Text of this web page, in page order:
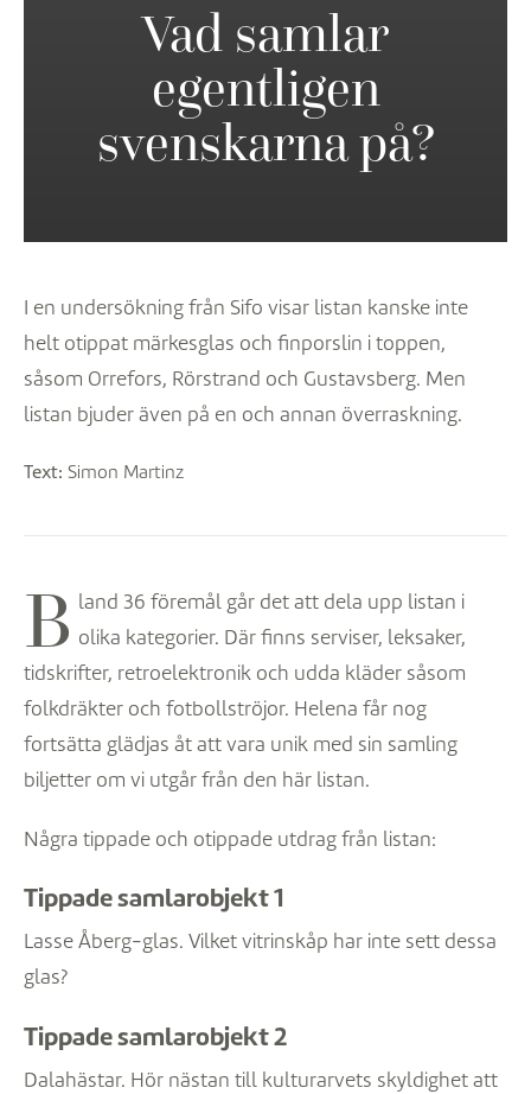
Vad samlar
egentligen
svenskarna på?
I en undersökning från Sifo visar listan kanske inte
helt otippat märkesglas och finporslin i toppen,
såsom Orrefors, Rörstrand och Gustavsberg. Men
listan bjuder även på en och annan överraskning.
Text: Simon Martinz
B land 36 föremål går det att dela upp listan i
olika kategorier. Där finns serviser, leksaker,
tidskrifter, retroelektronik och udda kläder såsom
folkdräkter och fotbollströjor. Helena får nog
fortsätta glädjas åt att vara unik med sin samling
biljetter om vi utgår från den här listan.
Några tippade och otippade utdrag från listan:
Tippade samlarobjekt 1
Lasse Åberg-glas. Vilket vitrinskåp har inte sett dessa
glas?
Tippade samlarobjekt 2
Dalahästar. Hör nästan till kulturarvets skyldighet att